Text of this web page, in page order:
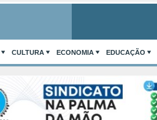
CULTURA ECONOMIA EDUCAÇÃO